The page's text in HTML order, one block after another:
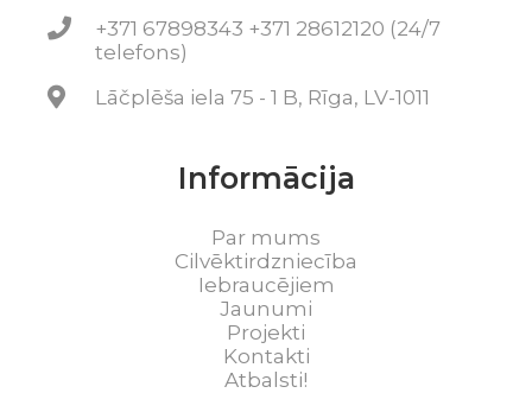
+371 67898343 +371 28612120 (24/7
telefons)
Lāčplēša iela 75 - 1 B, Rīga, LV-1011
Informācija
Par mums
Cilvēktirdzniecība
Iebraucējiem
Jaunumi
Projekti
Kontakti
Atbalsti!